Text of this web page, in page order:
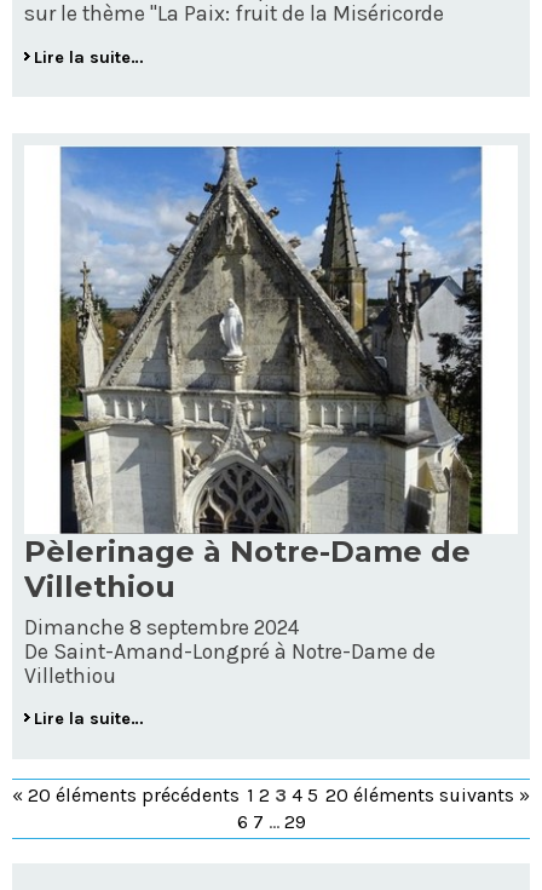
sur le thème "La Paix: fruit de la Miséricorde
Lire la suite…
Pèlerinage à Notre-Dame de
Villethiou
Dimanche 8 septembre 2024
De Saint-Amand-Longpré à Notre-Dame de
Villethiou
Lire la suite…
« 20 éléments précédents 20 éléments suivants »
1 2 3 4 5
6 7 ... 29